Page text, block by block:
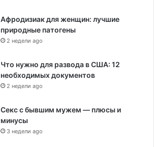
Афродизиак для женщин: лучшие
природные патогены
2 недели ago
Что нужно для развода в США: 12
необходимых документов
2 недели ago
Секс с бывшим мужем — плюсы и
минусы
3 недели ago